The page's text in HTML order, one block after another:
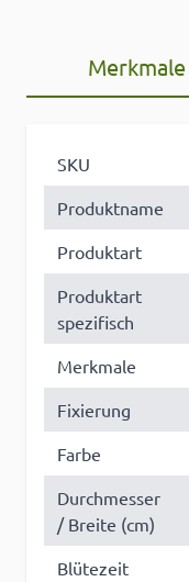
Merkmale
SKU
Produktname
Produktart
Produktart
spezifisch
Merkmale
Fixierung
Farbe
Durchmesser
/ Breite (cm)
Blütezeit